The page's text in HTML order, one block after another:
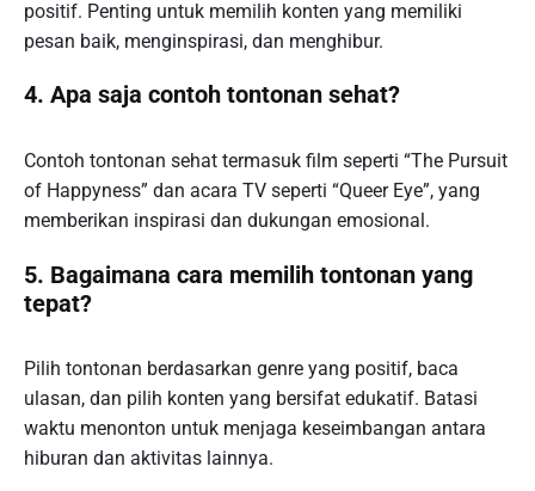
positif. Penting untuk memilih konten yang memiliki
pesan baik, menginspirasi, dan menghibur.
4. Apa saja contoh tontonan sehat?
Contoh tontonan sehat termasuk film seperti “The Pursuit
of Happyness” dan acara TV seperti “Queer Eye”, yang
memberikan inspirasi dan dukungan emosional.
5. Bagaimana cara memilih tontonan yang
tepat?
Pilih tontonan berdasarkan genre yang positif, baca
ulasan, dan pilih konten yang bersifat edukatif. Batasi
waktu menonton untuk menjaga keseimbangan antara
hiburan dan aktivitas lainnya.